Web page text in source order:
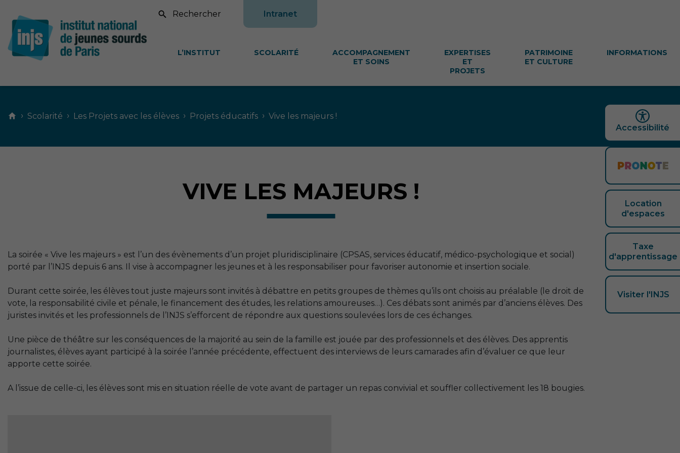
Recherche sur le site Intranet
L’INSTITUT SCOLARITÉ
ACCOMPAGNEMENT
ET SOINS
EXPERTISES
ET
PROJETS
PATRIMOINE
ET CULTURE
INFORMATIONS
› Scolarité › Les Projets avec les élèves › Projets éducatifs › Vive les majeurs !
VIVE LES MAJEURS !
La soirée « Vive les majeurs » est l’un des évènements d’un projet pluridisciplinaire (CPSAS, services éducatif, médico-psychologique et social)
porté par l’INJS depuis 6 ans. Il vise à accompagner les jeunes et à les responsabiliser pour favoriser autonomie et insertion sociale.
Durant cette soirée, les élèves tout juste majeurs sont invités à débattre en petits groupes de thèmes qu’ils ont choisis au préalable (le droit de
vote, la responsabilité civile et pénale, le financement des études, les relations amoureuses…). Ces débats sont animés par d’anciens élèves. Des
juristes invités et les professionnels de l’INJS s’efforcent de répondre aux questions soulevées lors de ces échanges.
Une pièce de théâtre sur les conséquences de la majorité au sein de la famille est jouée par des professionnels et des élèves. Des apprentis
journalistes, élèves ayant participé à la soirée l’année précédente, effectuent des interviews de leurs camarades afin d’évaluer ce que leur
apporte cette soirée.
A l’issue de celle-ci, les élèves sont mis en situation réelle de vote avant de partager un repas convivial et souffler collectivement les 18 bougies.
Location
d'espaces
Taxe
d'apprentissage
Visiter l'INJS
Accessibilité